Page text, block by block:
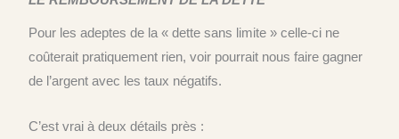
Pour les adeptes de la « dette sans limite » celle-ci ne
coûterait pratiquement rien, voir pourrait nous faire gagner
de l’argent avec les taux négatifs.
C’est vrai à deux détails près :